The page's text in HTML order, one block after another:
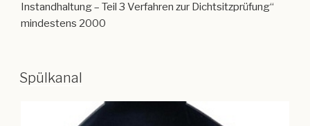
Instandhaltung – Teil 3 Verfahren zur Dichtsitzprüfung“
mindestens 2000
Spülkanal